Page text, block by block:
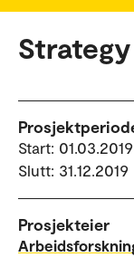
Start: 01.03.2019
Slutt: 31.12.2019
Prosjekteier